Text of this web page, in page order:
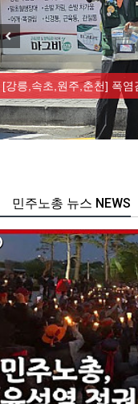
[강릉,속초,원주,춘천] 폭
주노총 뉴스 NEWS